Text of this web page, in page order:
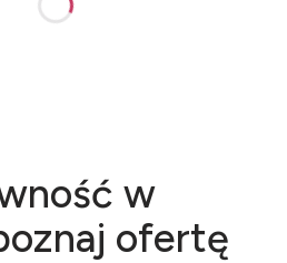
w
ofertę